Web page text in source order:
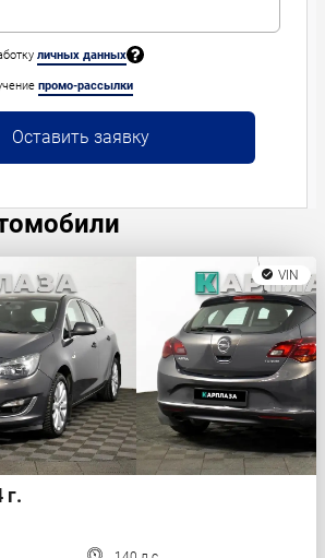
личных данных
промо-рассылки
Оставить заявку
VIN
г.